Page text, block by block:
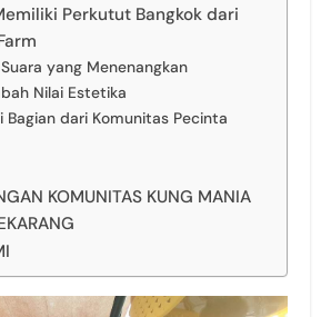
Perkutut Bangkok dari
yang Menenangkan
Nilai Estetika
Bagian dari Komunitas Pecinta
KOMUNITAS KUNG MANIA